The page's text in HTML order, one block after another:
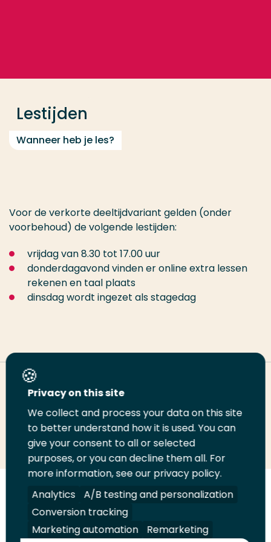
Lestijden
Wanneer heb je les?
Voor de verkorte deeltijdvariant gelden (onder
voorbehoud) de volgende lestijden:
vrijdag van 8.30 tot 17.00 uur
donderdagavond vinden er online extra lessen
rekenen en taal plaats
dinsdag wordt ingezet als stagedag
Deel deze pagina
Deel
LinkedIn
Deel
op
Twitter
Deel
op
Facebook
Email
deze
pagina
Print
deze
pagina
Volg
ons
op
Volg
ons
op
Volg
ons
op
Volg
ons
op
Juridisch Security A-Z Index
Contact
Opleiding
Contact
Privacy on this site
We collect and process your data on this site
to better understand how it is used. You can
give your consent to all or selected
purposes, or you can decline them all. For
more information, see our privacy policy.
Analytics
A/B testing and personalization
Conversion tracking
Marketing automation
Remarketing